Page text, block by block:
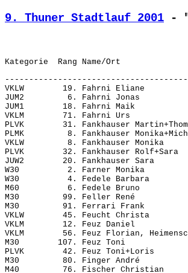
9. Thuner Stadtlauf 2001 -
VKLW        19. Fahrni Eliane
JUM2         6. Fahrni Jonas
JUM1        18. Fahrni Maik
VKLM        71. Fahrni Urs
PLVK        31. Fankhauser
PLMK         8. Fankhauser
VKLW         8. Fankhauser
PLVK        32. Fankhauser
JUW2        20. Fankhauser
W30          2. Farner Monika
W30          4. Fedele Barbara
M60          6. Fedele Bruno
M30         99. Feller René
M30         91. Ferrari Frank
VKLW        45. Feucht Christa
VKLM        12. Feuz Daniel
VKLM        56. Feuz Florian,
M30        107. Feuz Toni
PLVK        42. Feuz Toni+Loris
M30         80. Finger André
M40         76. Fischer Christian